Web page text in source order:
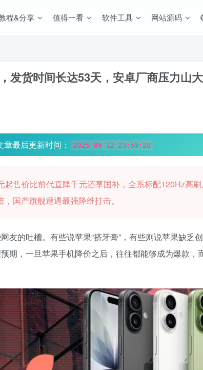
程&分享 值得一看 软件工具 网站源码
发货时间长达53天，安卓厂商压力山大
章最后更新时间： 2025-09-12 23:59:28
起售价比前代直降千元还享国补，全系标配120Hz高
国产旗舰遭遇最强降维打击。
友的吐槽。有些说苹果“挤牙膏”，有些则说苹果缺乏
期，一旦苹果手机降价之后，往往都能够成为爆款，